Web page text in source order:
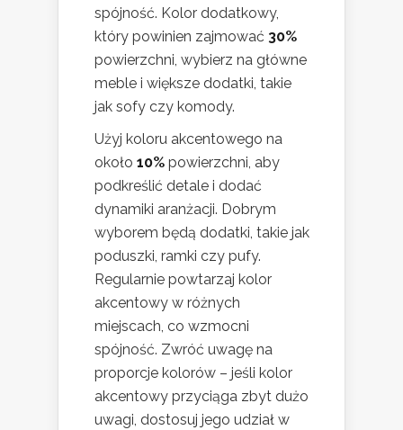
spójność. Kolor dodatkowy,
który powinien zajmować 30%
powierzchni, wybierz na główne
meble i większe dodatki, takie
jak sofy czy komody.
Użyj koloru akcentowego na
około 10% powierzchni, aby
podkreślić detale i dodać
dynamiki aranżacji. Dobrym
wyborem będą dodatki, takie jak
poduszki, ramki czy pufy.
Regularnie powtarzaj kolor
akcentowy w różnych
miejscach, co wzmocni
spójność. Zwróć uwagę na
proporcje kolorów – jeśli kolor
akcentowy przyciąga zbyt dużo
uwagi, dostosuj jego udział w